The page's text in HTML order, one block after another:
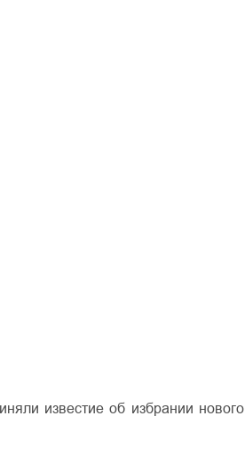
известие об избрании нового